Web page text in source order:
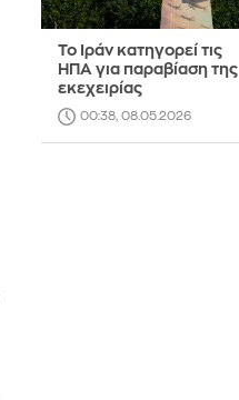
Το Ιράν κατηγορεί τις
ΗΠΑ για παραβίαση της
εκεχειρίας
00:38, 08.05.2026